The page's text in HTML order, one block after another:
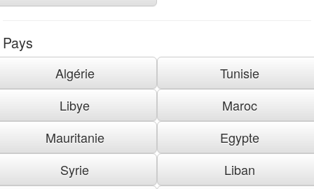
Pays
Algérie
Tunisie
Libye
Maroc
Mauritanie
Egypte
Syrie
Liban